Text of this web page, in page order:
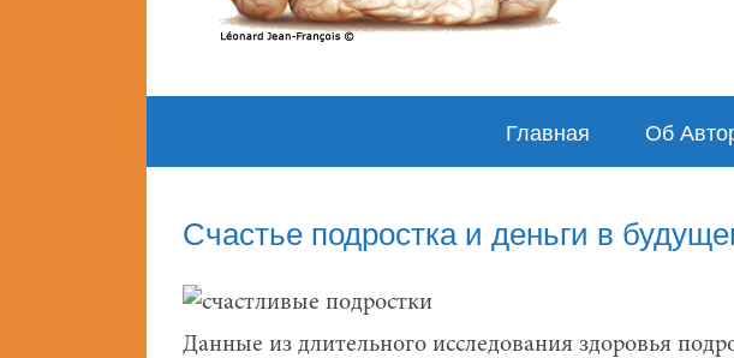
Главная Об
Счастье подростка и деньги в
Данные из длительного исследования здоровья